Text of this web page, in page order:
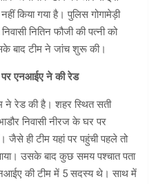
किया गया है। पुलिस गोगामेड़ी
नितिन फौजी की पत्नी को
बाद टीम ने जांच शुरू की।
एनआईए ने की रेड
ने रेड की है। शहर स्थित सती
निवासी नीरज के घर पर
ही टीम यहां पर पहुंची पहले तो
उसके बाद कुछ समय पश्चात पता
की टीम में 5 सदस्य थे। साथ में